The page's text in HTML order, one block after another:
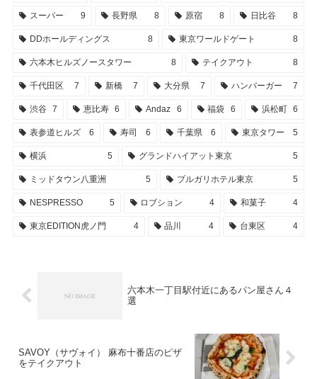
スーパー 9 長野県 8 原宿 8 日比谷 8
DDホールディングス 8 東京ワールドゲート 8
六本木ヒルズノースタワー 8 テイクアウト 8
千代田区 7 新橋 7 大分県 7 ハンバーガー 7
渋谷 7 恵比寿 6 Andaz 6 福袋 6 浜松町 6
表参道ヒルズ 6 寿司 6 千葉県 6 東京タワー 5
横浜 5 グランドハイアット東京 5
ミッドタウン八重洲 5 ブルガリホテル東京 5
NESPRESSO 5 ロブション 4 和菓子 4
東京EDITION虎ノ門 4 品川 4 台東区 4
六本木一丁目駅付近にあるパン屋さん４
選
SAVOY（サヴォイ） 麻布十番店のピザ
をテイクアウト